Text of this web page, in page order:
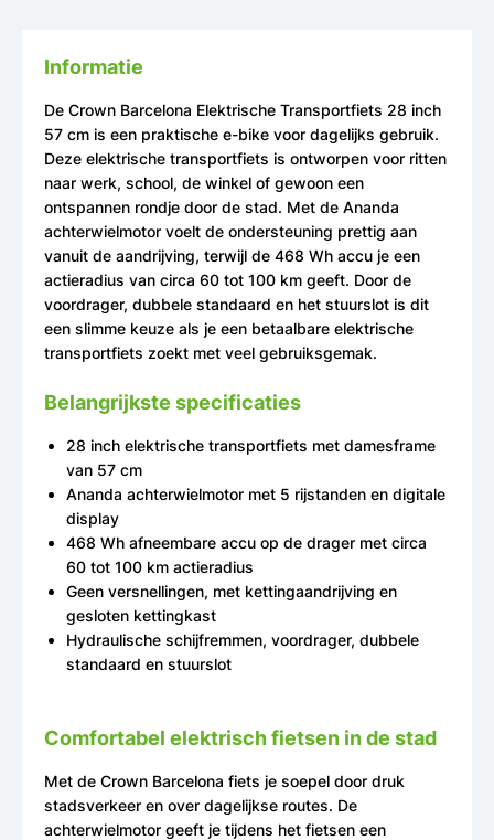
Informatie
De Crown Barcelona Elektrische Transportfiets 28 inch
57 cm is een praktische e-bike voor dagelijks gebruik.
Deze elektrische transportfiets is ontworpen voor ritten
naar werk, school, de winkel of gewoon een
ontspannen rondje door de stad. Met de Ananda
achterwielmotor voelt de ondersteuning prettig aan
vanuit de aandrijving, terwijl de 468 Wh accu je een
actieradius van circa 60 tot 100 km geeft. Door de
voordrager, dubbele standaard en het stuurslot is dit
een slimme keuze als je een betaalbare elektrische
transportfiets zoekt met veel gebruiksgemak.
Belangrijkste specificaties
28 inch elektrische transportfiets met damesframe
van 57 cm
Ananda achterwielmotor met 5 rijstanden en digitale
display
468 Wh afneembare accu op de drager met circa
60 tot 100 km actieradius
Geen versnellingen, met kettingaandrijving en
gesloten kettingkast
Hydraulische schijfremmen, voordrager, dubbele
standaard en stuurslot
Comfortabel elektrisch fietsen in de stad
Met de Crown Barcelona fiets je soepel door druk
stadsverkeer en over dagelijkse routes. De
achterwielmotor geeft je tijdens het fietsen een